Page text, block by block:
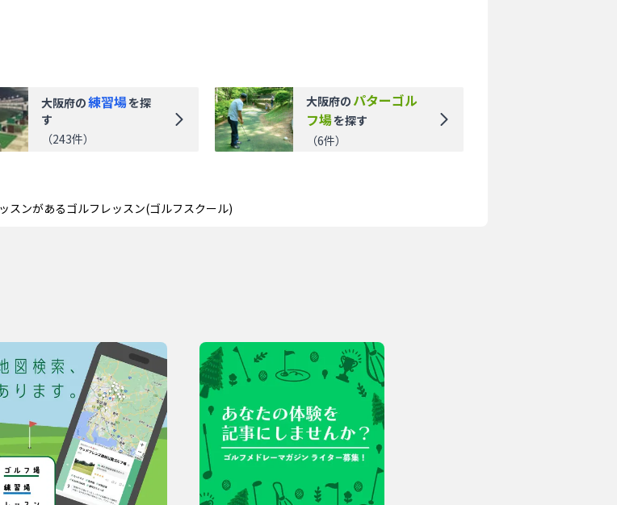
大阪府の練習場を探
す
（243件）
大阪府の パターゴル
フ場を探す
（6件）
スンがあるゴルフレッスン(ゴルフスクール)